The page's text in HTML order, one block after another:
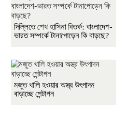
দিল্লিতে শেখ হাসিনা বিতর্ক: বাংলাদেশ-
ভারত সম্পর্কে টানাপোড়েন কি বাড়ছে?
মজুত খালি হওয়ার অস্ত্র উৎপাদন
বাড়াচ্ছে পেন্টাগন